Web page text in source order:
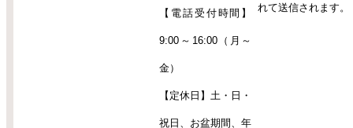
【電話受付時間】
9:00～16:00（月～
金）
【定休日】土・日・
祝日、お盆期間、年
れて送信されます。